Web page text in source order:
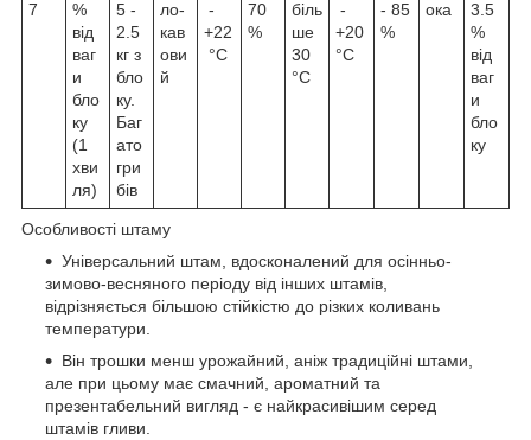
7
%
від
ваг
и
бло
ку
(1
хви
ля)
5 -
2.5
кг з
бло
ку.
Баг
ато
гри
бів
ло-
кав
ови
й
-
+22
°C
70
%
біль
ше
30
°C
-
+20
°C
- 85
%
ока
3.5
%
від
ваг
и
бло
ку
Особливості штаму
Універсальний штам, вдосконалений для осінньо-
зимово-весняного періоду від інших штамів,
відрізняється більшою стійкістю до різких коливань
температури.
Він трошки менш урожайний, аніж традиційні штами,
але при цьому має смачний, ароматний та
презентабельний вигляд - є найкрасивішим серед
штамів гливи.